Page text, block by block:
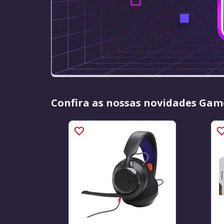
Confira as nossas novidades